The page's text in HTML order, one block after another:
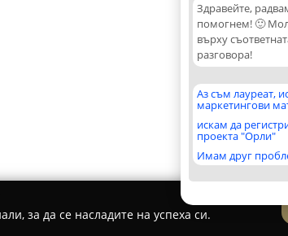
Здравейте,
помогнем! 🙂
върху
разговора!
Аз съм лауреат,
маркетингови
искам да
проекта "Орли"
Имам друг
за да се насладите на успеха си.